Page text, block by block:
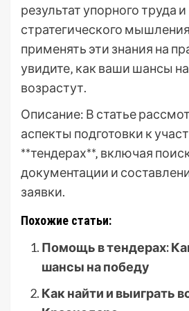
результат упорного труда и
стратегического
применять эти знания на
увидите‚ как ваши шансы
возрастут.
Описание: В статье
аспекты подготовки к
**тендерах**‚ включая
документации и
заявки.
Похожие статьи:
Помощь в тендерах:
шансы на победу
Как найти и выиграть